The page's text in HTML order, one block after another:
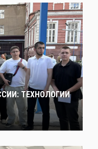
ТЕХНОЛОГИИ